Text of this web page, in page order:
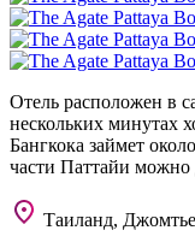
Отель расположен в
нескольких минутах
Бангкока займет
части Паттайи можно
Таиланд,